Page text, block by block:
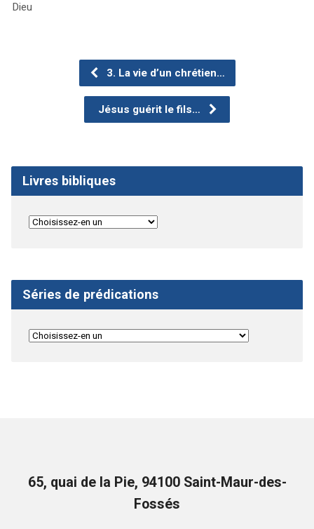
Dieu
3. La vie d’un chrétien…
Jésus guérit le fils…
Livres bibliques
Séries de prédications
65, quai de la Pie, 94100 Saint-Maur-des-
Fossés